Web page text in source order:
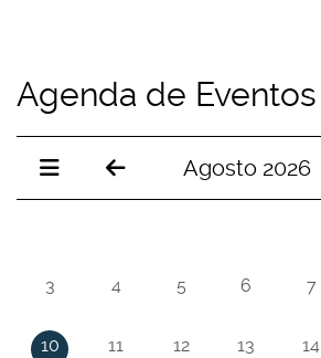
Agenda de Eventos
Agosto 2026
3 4 5 6 7
10 11 12 13 14